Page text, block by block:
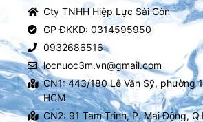
Cty TNHH Hiệp Lực Sài Gòn
GP ĐKKD: 0314595950
0932686516
locnuoc3m.vn@gmail.com
CN1: 443/180 Lê Văn Sỹ, phường
HCM
CN2: 91 Tam Trinh, P. Mai Động,